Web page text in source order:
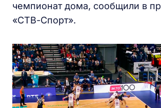
чемпионат дома, сообщили в
«СТВ-Спорт».